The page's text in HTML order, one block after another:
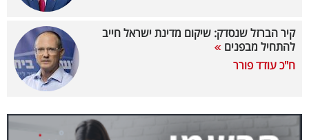
ניוזלטרים
קיר הברזל שנסדק: שיקום מדינת ישראל חייב
להתחיל מבפנים
ח"כ עודד פורר